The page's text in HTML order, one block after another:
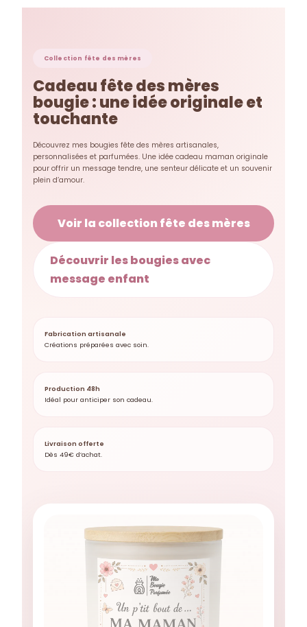
Collection fête des mères
Cadeau fête des mères
bougie : une idée originale et
touchante
Découvrez mes bougies fête des mères artisanales,
personnalisées et parfumées. Une idée cadeau maman originale
pour offrir un message tendre, une senteur délicate et un souvenir
plein d’amour.
Voir la collection fête des mères
Découvrir les bougies avec
message enfant
Fabrication artisanale
Créations préparées avec soin.
Production 48h
Idéal pour anticiper son cadeau.
Livraison offerte
Dès 49€ d’achat.